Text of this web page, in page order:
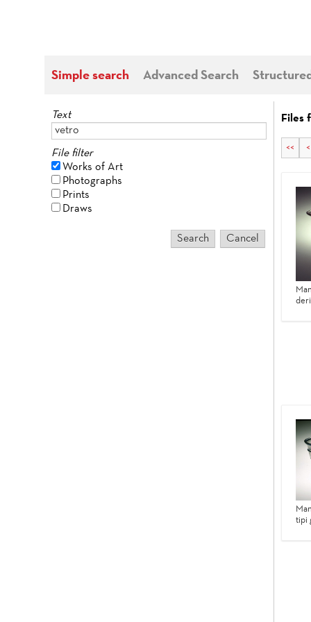
Simple search Advanced Search
Text
File filter
Works of Art
Photographs
Prints
Draws
Files
<< <
tipi